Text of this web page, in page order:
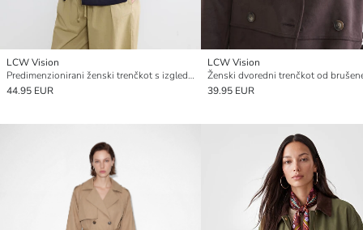
LCW Vision
Predimenzionirani ženski trenčkot s izgledom brušene kože
44.95 EUR
LCW Vision
Ženski dvoredni trenčkot od
39.95 EUR